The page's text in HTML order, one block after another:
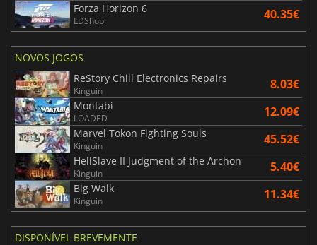
Forza Horizon 6
LDShop 40.35€
NOVOS JOGOS
ReStory Chill Electronics Repairs
Kinguin 8.03€
Montabi
LOADED 12.09€
Marvel Tokon Fighting Souls
Kinguin 45.52€
HellSlave II Judgment of the Archon
Kinguin 5.40€
Big Walk
Kinguin 11.34€
DISPONÍVEL BREVEMENTE